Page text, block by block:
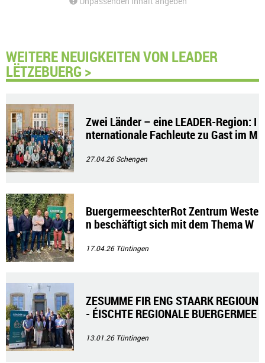
WEITERE NEUIGKEITEN VON LEADER
LËTZEBUERG >
Zwei Länder – eine LEADER-Region: I
nternationale Fachleute zu Gast im M
27.04.26Schengen
BuergermeeschterRot Zentrum Weste
n beschäftigt sich mit dem Thema W
17.04.26 Tüntingen
ZESUMME FIR ENG STAARK REGIOUN
- ÉISCHTE REGIONALE BUERGERMEE
13.01.26 Tüntingen